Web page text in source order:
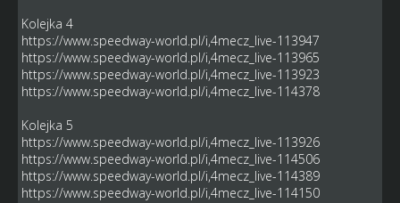
Kolejka 4
https://www.speedway-world.pl/i,4mecz_live-113947
https://www.speedway-world.pl/i,4mecz_live-113965
https://www.speedway-world.pl/i,4mecz_live-113923
https://www.speedway-world.pl/i,4mecz_live-114378
Kolejka 5
https://www.speedway-world.pl/i,4mecz_live-113926
https://www.speedway-world.pl/i,4mecz_live-114506
https://www.speedway-world.pl/i,4mecz_live-114389
https://www.speedway-world.pl/i,4mecz_live-114150